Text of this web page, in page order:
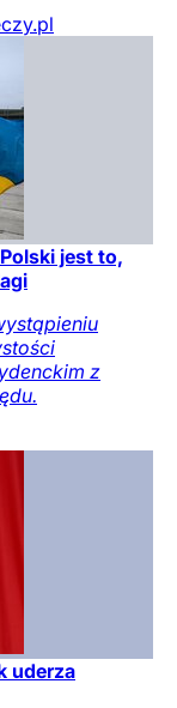
jest to,
z
uderza